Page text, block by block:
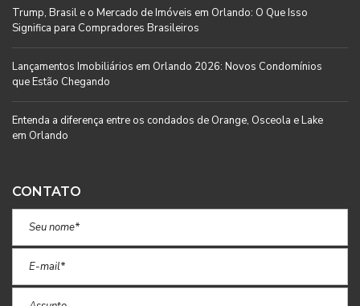
Trump, Brasil e o Mercado de Imóveis em Orlando: O Que Isso
Significa para Compradores Brasileiros
Lançamentos Imobiliários em Orlando 2026: Novos Condomínios
que Estão Chegando
Entenda a diferença entre os condados de Orange, Osceola e Lake
em Orlando
CONTATO